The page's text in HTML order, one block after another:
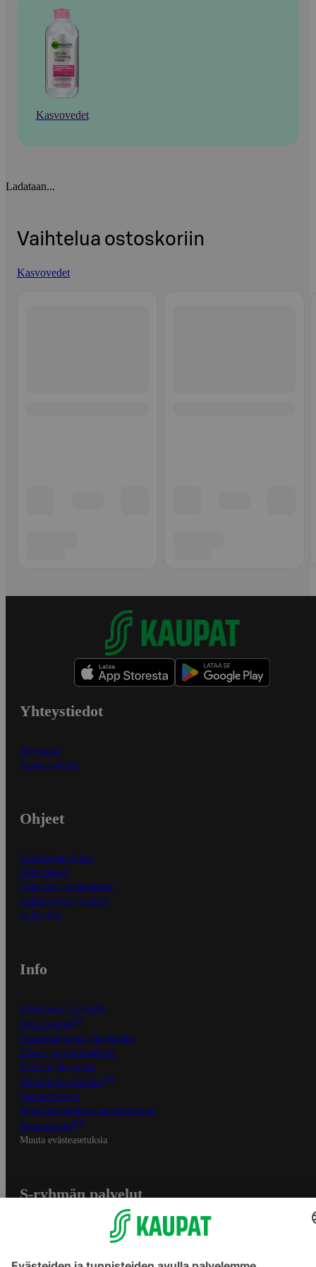
Kasvovedet
Ladataan...
Vaihtelua ostoskoriin
Kasvovedet
Yhteystiedot
Myymälät
Asiakaspalvelu
Ohjeet
Ensitilaajan ohjeet
Näin maksat
Näin tilaat ja muokkaat
Kaikki ohjeet ja vinkit
In English
Info
S-Business yrityksille
Oiva-raportit
Osuuskauppojen yhteystiedot
Tilaus- ja toimitusehdot
Tietosuojakäytäntö
Palvelun käyttöehdot
Saavutettavuus
Mobiilisovelluksen saavutettavuus
Mainostajalle
Muuta evästeasetuksia
S-ryhmän palvelut